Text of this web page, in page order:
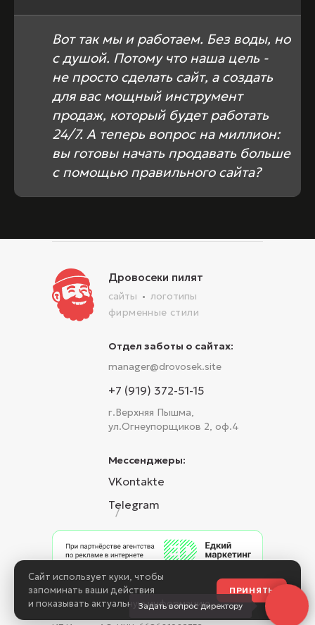
Задать вопрос директору
Сайт использует куки, чтобы
запоминать ваши действия
и показывать актуальную информацию.
ПРИНЯТЬ
Вот так мы и работаем. Без воды, но
с душой. Потому что наша цель -
не просто сделать сайт, а создать
для вас мощный инструмент
продаж, который будет работать
24/7. А теперь вопрос на миллион:
вы готовы начать продавать больше
с помощью правильного сайта?
Мессенджеры:
VKontakte
Telegram
/
Политика конфиденциальности
©Все права защищены. 2026
Отдел заботы о сайтах:
manager@drovosek.site
г.Верхняя Пышма,
ул.Огнеупорщиков 2, оф.4
+7 (919) 372-51-15
сайты
логотипы
фирменные стили
Дровосеки пилят